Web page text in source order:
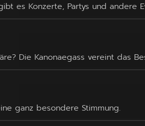
es Konzerte, Partys und andere
Die Kanonaegass vereint das
ganz besondere Stimmung.